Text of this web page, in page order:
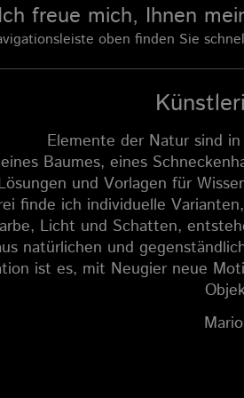
Ich freue mich, Ihnen
oben finden Sie
Elemente der Natur sind
Baumes, eines
und Vorlagen für
finde ich individuelle
Licht und Schatten,
natürlichen und
ist es, mit Neugier neue